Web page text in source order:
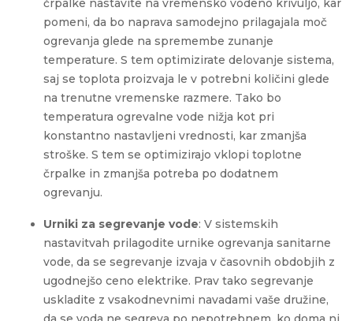
črpalke nastavite na vremensko vodeno krivuljo, kar
pomeni, da bo naprava samodejno prilagajala moč
ogrevanja glede na spremembe zunanje
temperature. S tem optimizirate delovanje sistema,
saj se toplota proizvaja le v potrebni količini glede
na trenutne vremenske razmere. Tako bo
temperatura ogrevalne vode nižja kot pri
konstantno nastavljeni vrednosti, kar zmanjša
stroške. S tem se optimizirajo vklopi toplotne
črpalke in zmanjša potreba po dodatnem
ogrevanju.
Urniki za segrevanje vode: V sistemskih
nastavitvah prilagodite urnike ogrevanja sanitarne
vode, da se segrevanje izvaja v časovnih obdobjih z
ugodnejšo ceno elektrike. Prav tako segrevanje
uskladite z vsakodnevnimi navadami vaše družine,